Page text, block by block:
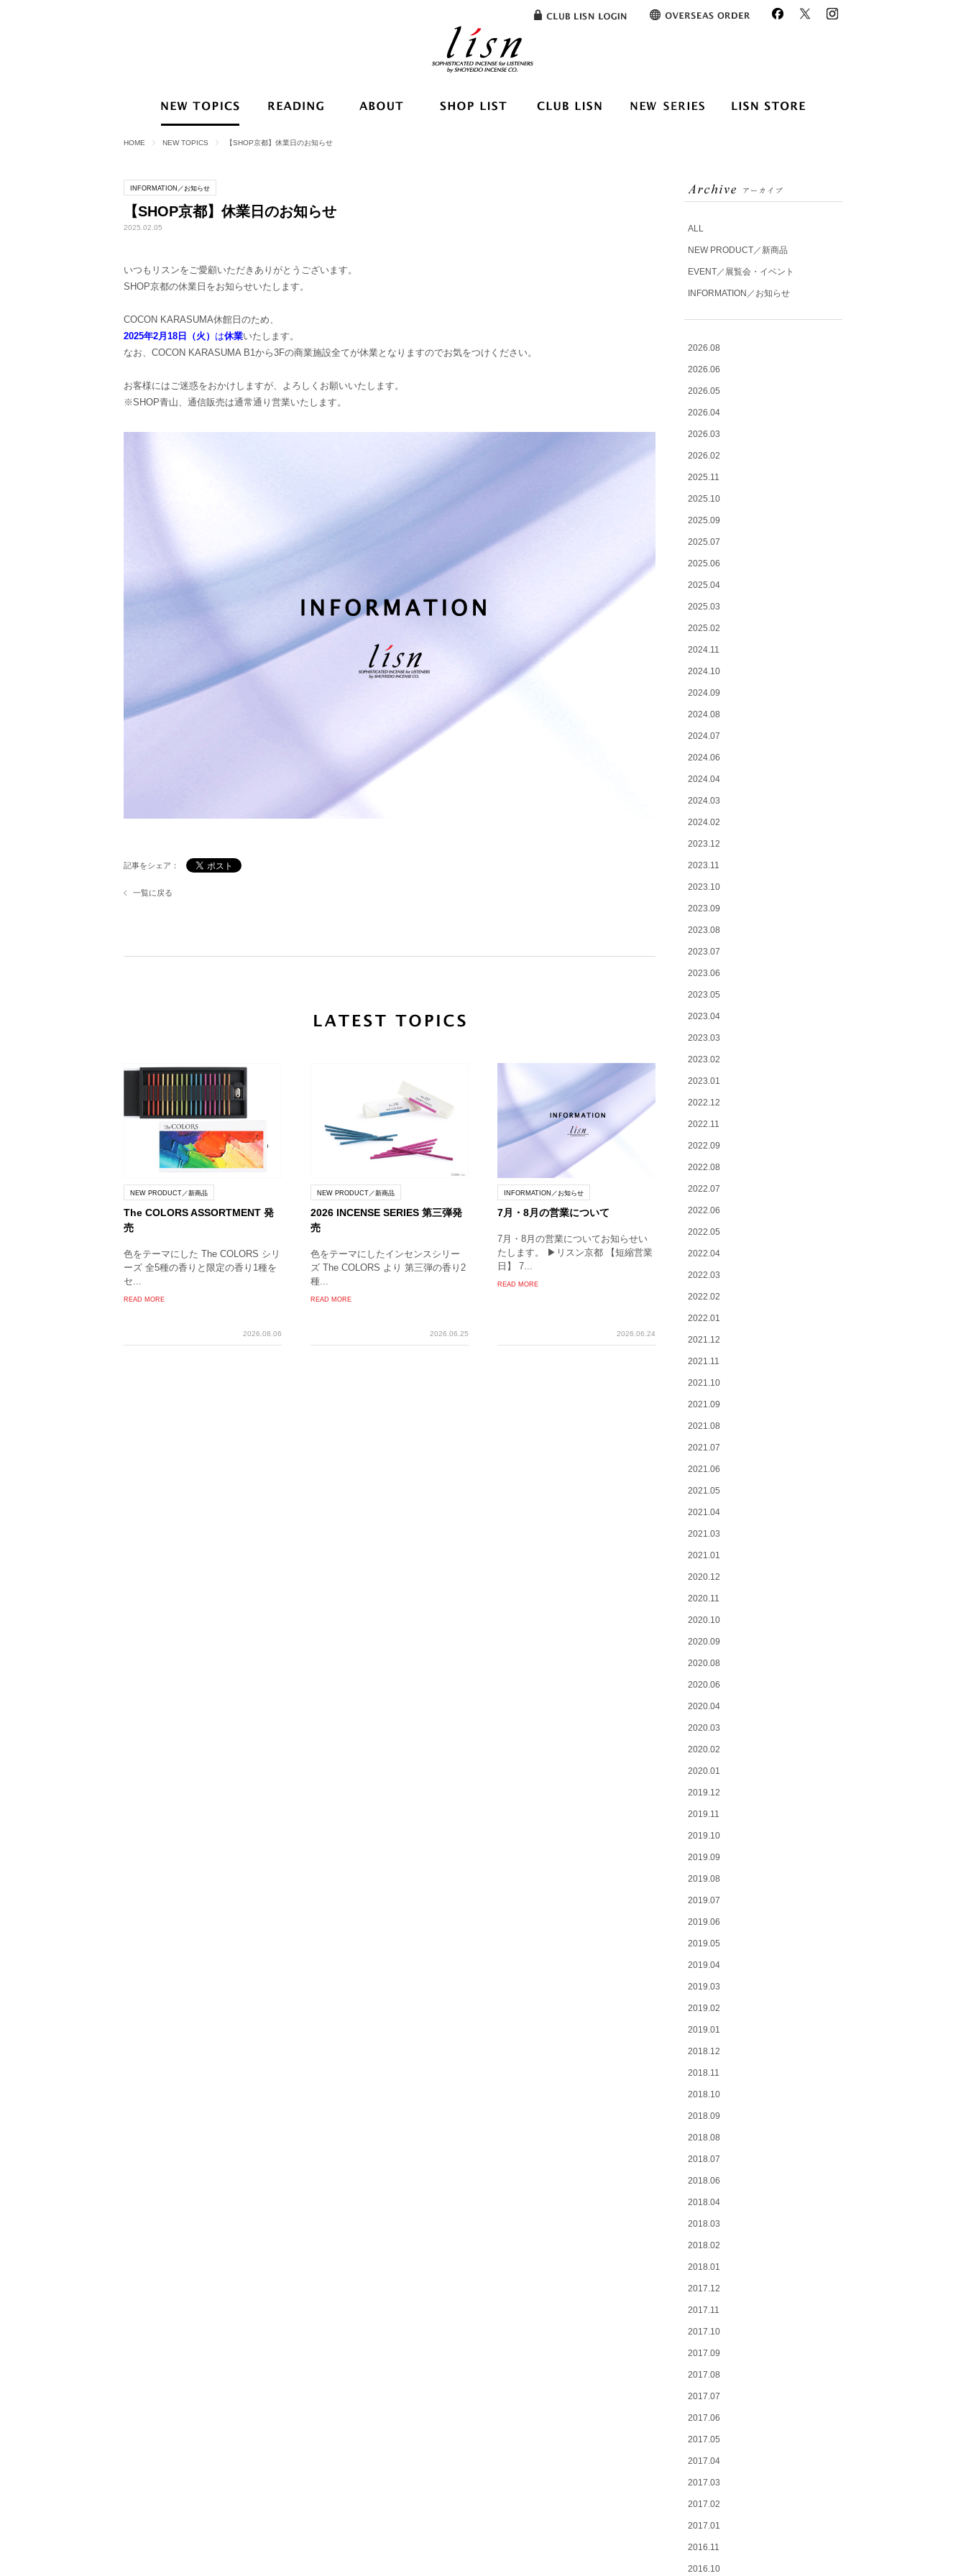
HOME NEW TOPICS 【SHOP京都】休業日のお知らせ
INFORMATION／お知らせ
【SHOP京都】休業日のお知らせ
2025.02.05
いつもリスンをご愛顧いただきありがとうございます。
SHOP京都の休業日をお知らせいたします。
COCON KARASUMA休館日のため、
2025年2月18日（火） は休業いたします。
なお、COCON KARASUMA B1から3Fの商業施設全てが休業となりますのでお気をつけください。
お客様にはご迷惑をおかけしますが、よろしくお願いいたします。
※SHOP青山、通信販売は通常通り営業いたします。
記事をシェア：
一覧に戻る
NEW PRODUCT／新商品
The COLORS ASSORTMENT 発
売
色をテーマにした The COLORS シリ
ーズ 全5種の香りと限定の香り1種を
セ...
READ MORE
2026.08.06
NEW PRODUCT／新商品
2026 INCENSE SERIES 第三弾発
売
色をテーマにしたインセンスシリー
ズ The COLORS より 第三弾の香り2
種...
READ MORE
2026.06.25
INFORMATION／お知らせ
7月・8月の営業について
7月・8月の営業についてお知らせい
たします。 ▶︎リスン京都 【短縮営業
日】 7...
READ MORE
2026.06.24
ALL
NEW PRODUCT／新商品
EVENT／展覧会・イベント
INFORMATION／お知らせ
2026.08
2026.06
2026.05
2026.04
2026.03
2026.02
2025.11
2025.10
2025.09
2025.07
2025.06
2025.04
2025.03
2025.02
2024.11
2024.10
2024.09
2024.08
2024.07
2024.06
2024.04
2024.03
2024.02
2023.12
2023.11
2023.10
2023.09
2023.08
2023.07
2023.06
2023.05
2023.04
2023.03
2023.02
2023.01
2022.12
2022.11
2022.09
2022.08
2022.07
2022.06
2022.05
2022.04
2022.03
2022.02
2022.01
2021.12
2021.11
2021.10
2021.09
2021.08
2021.07
2021.06
2021.05
2021.04
2021.03
2021.01
2020.12
2020.11
2020.10
2020.09
2020.08
2020.06
2020.04
2020.03
2020.02
2020.01
2019.12
2019.11
2019.10
2019.09
2019.08
2019.07
2019.06
2019.05
2019.04
2019.03
2019.02
2019.01
2018.12
2018.11
2018.10
2018.09
2018.08
2018.07
2018.06
2018.04
2018.03
2018.02
2018.01
2017.12
2017.11
2017.10
2017.09
2017.08
2017.07
2017.06
2017.05
2017.04
2017.03
2017.02
2017.01
2016.11
2016.10